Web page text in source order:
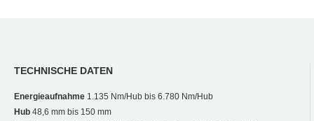
TECHNISCHE DATEN
Energieaufnahme 1.135 Nm/Hub bis 6.780 Nm/Hub
Hub 48,6 mm bis 150 mm